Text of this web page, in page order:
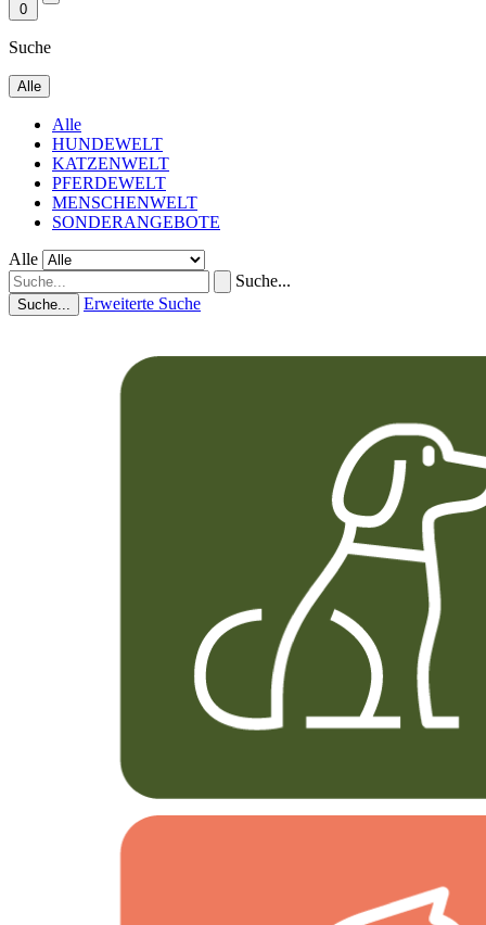
0
Suche
Alle
Alle
HUNDEWELT
KATZENWELT
PFERDEWELT
MENSCHENWELT
SONDERANGEBOTE
Alle
Suche...
Suche... Erweiterte Suche